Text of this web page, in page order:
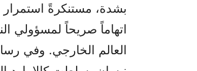
بشدة، مستنكرةً استمرار
اتهاماً صريحاً لمسؤولي